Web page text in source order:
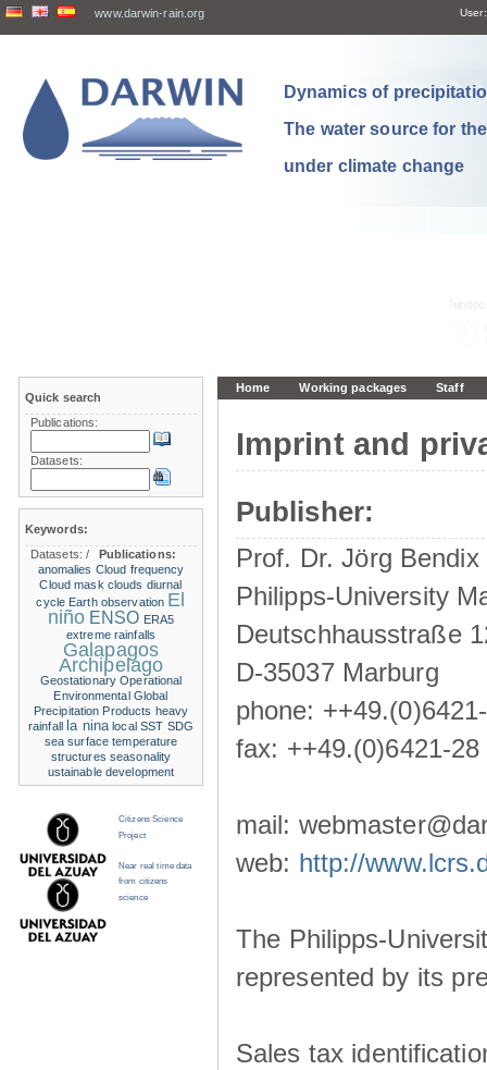
www.darwin-rain.org User:
Dynamics of
The water source for
under climate change
Home Working packages Staff
Imprint and
Publisher:
Prof. Dr. Jörg Bendix
Philipps-University
Deutschhausstraße
D-35037 Marburg
phone:
fax: ++49.(0)6421-28
mail:
web: http://
The Philipps-
represented by its
Sales tax
Quick search
Publications:
Datasets:
Keywords:
Datasets:/
Publications:
anomalies Cloud frequency
Cloud mask clouds diurnal
cycle Earth observation El
niño ENSO ERA5
extreme rainfalls
Galapagos
Archipelago
Geostationary Operational
Environmental Global
Precipitation Products heavy
rainfall
la nina local SST SDG
sea surface temperature
structures seasonality
ustainable development
Citizens Science
Project
Near real time data
from citizens
science